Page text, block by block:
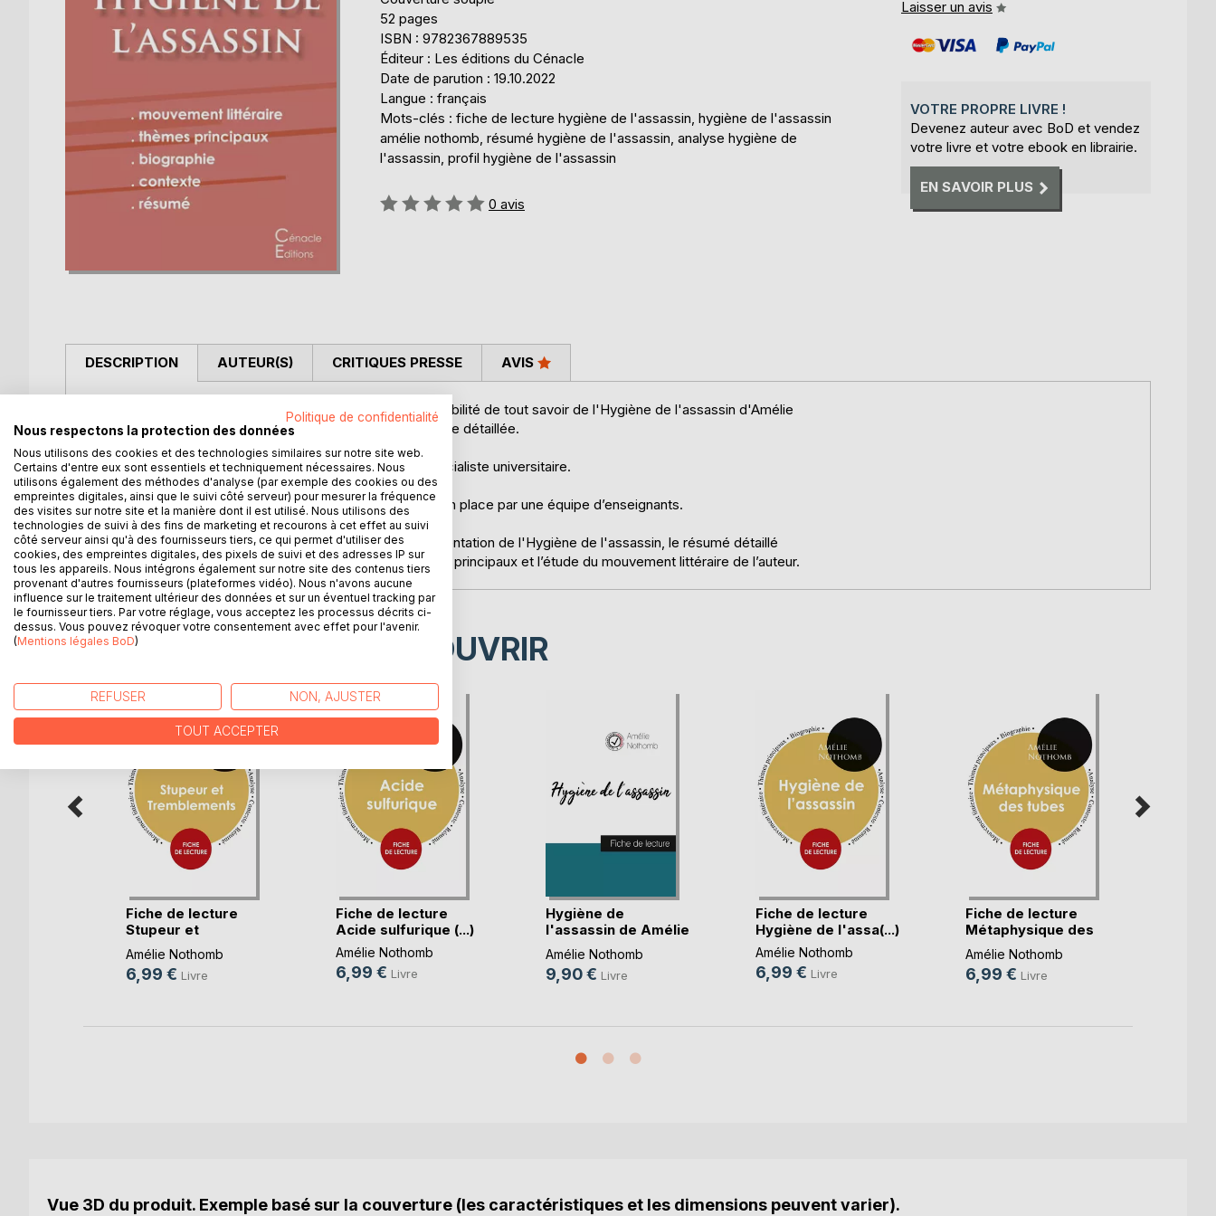
52 pages
ISBN : 9782367889535
Éditeur : Les éditions du Cénacle
Date de parution : 19.10.2022
Langue : français
Mots-clés : fiche de lecture hygiène de l'assassin, hygiène de l'assassin
amélie nothomb, résumé hygiène de l'assassin, analyse hygiène de
l'assassin, profil hygiène de l'assassin
Évaluation:
0 avis
Laisser un avis
VOTRE PROPRE LIVRE !
Devenez auteur avec BoD et vendez
votre livre et votre ebook en librairie.
EN SAVOIR PLUS
DESCRIPTION
La collection « Connaître une oeuvre » vous offre la possibilité de tout savoir de l'Hygiène de l'assassin d'Amélie
Nothomb, grâce à une fiche de lecture aussi complète que détaillée.
La rédaction, claire et accessible, a été confiée à un spécialiste universitaire.
Cette fiche de lecture répond à une charte qualité mise en place par une équipe d’enseignants.
Ce livre contient la biographie d'Amélie Nothomb, la présentation de l'Hygiène de l'assassin, le résumé détaillé
(chapitre par chapitre), les raisons du succès, les thèmes principaux et l’étude du mouvement littéraire de l’auteur.
AUTEUR(S) CRITIQUES PRESSE AVIS
D’AUTRES TITRES À DÉCOUVRIR
Fiche de lecture
Stupeur et
Trembl(...)
Amélie Nothomb
6,99 € Livre
Fiche de lecture
Acide sulfurique (...)
Amélie Nothomb
6,99 € Livre
Hygiène de
l'assassin de Amélie
No(...)
Amélie Nothomb
9,90 € Livre
Fiche de lecture
Hygiène de l'assa(...)
Amélie Nothomb
6,99 € Livre
Fiche de lecture
Métaphysique des
(...)
Amélie Nothomb
6,99 € Livre
Vue 3D du produit. Exemple basé sur la couverture (les caractéristiques et les dimensions peuvent varier).
Politique de confidentialité
Nous respectons la protection des données
Nous utilisons des cookies et des technologies similaires sur notre site web.
Certains d'entre eux sont essentiels et techniquement nécessaires. Nous
utilisons également des méthodes d'analyse (par exemple des cookies ou des
empreintes digitales, ainsi que le suivi côté serveur) pour mesurer la fréquence
des visites sur notre site et la manière dont il est utilisé. Nous utilisons des
technologies de suivi à des fins de marketing et recourons à cet effet au suivi
côté serveur ainsi qu'à des fournisseurs tiers, ce qui permet d'utiliser des
cookies, des empreintes digitales, des pixels de suivi et des adresses IP sur
tous les appareils. Nous intégrons également sur notre site des contenus tiers
provenant d'autres fournisseurs (plateformes vidéo). Nous n'avons aucune
influence sur le traitement ultérieur des données et sur un éventuel tracking par
le fournisseur tiers. Par votre réglage, vous acceptez les processus décrits ci-
dessus. Vous pouvez révoquer votre consentement avec effet pour l'avenir.
(Mentions légales BoD)
REFUSER NON, AJUSTER
TOUT ACCEPTER